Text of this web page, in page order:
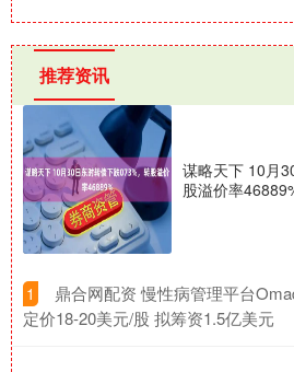
推荐资讯
谋略天下 10月
股溢价率
1
鼎合网配资 慢性病管理平台
定价18-20美元/股 拟筹资1.5亿美元